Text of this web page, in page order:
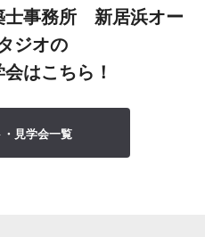
士事務所 新居浜オー
ジオの
はこちら！
・見学会一覧